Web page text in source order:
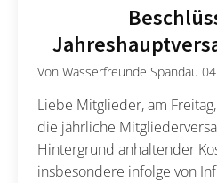
VonWasserfreunde Spandau 04
Liebe Mitglieder, am
die jährliche
Hintergrund anhaltender
insbesondere infolge von